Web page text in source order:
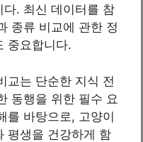
. 최신 데이터를 참
종류 비교에 관한 정
중요합니다.
교는 단순한 지식 전
동행을 위한 필수 요
를 바탕으로, 고양이
평생을 건강하게 함